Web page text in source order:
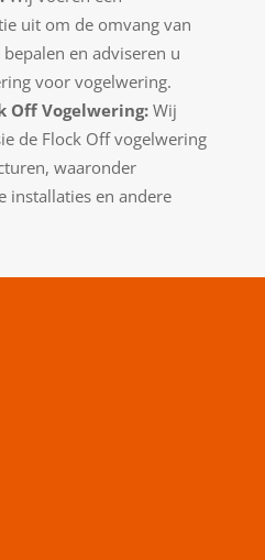
uit om de omvang van
en adviseren u
voor vogelwering.
Off Vogelwering:Wij
de Flock Off vogelwering
waaronder
installaties en andere